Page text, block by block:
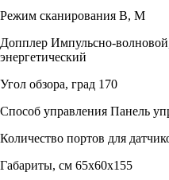
Режим сканирования B, M
Допплер Импульсно-
энергетический
Угол обзора, град 170
Способ управления Панель
Количество портов для
Габариты, см 65х60х155